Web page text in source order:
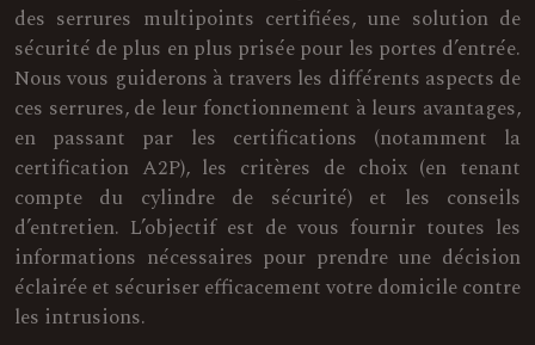
des serrures multipoints certifiées, une solution de
sécurité de plus en plus prisée pour les portes d’entrée.
Nous vous guiderons à travers les différents aspects de
ces serrures, de leur fonctionnement à leurs avantages,
en passant par les certifications (notamment la
certification A2P), les critères de choix (en tenant
compte du cylindre de sécurité) et les conseils
d’entretien. L’objectif est de vous fournir toutes les
informations nécessaires pour prendre une décision
éclairée et sécuriser efficacement votre domicile contre
les intrusions.